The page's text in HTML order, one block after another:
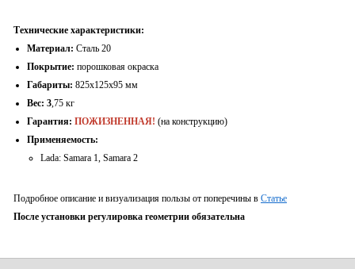
Технические характеристики:
Материал: Сталь 20
Покрытие: порошковая окраска
Габариты: 825х125х95 мм
Вес: 3,75 кг
Гарантия: ПОЖИЗНЕННАЯ! (на конструкцию)
Применяемость:
Lada: Samara 1, Samara 2
Подробное описание и визуализация пользы от поперечины в Статье
После установки регулировка геометрии обязательна